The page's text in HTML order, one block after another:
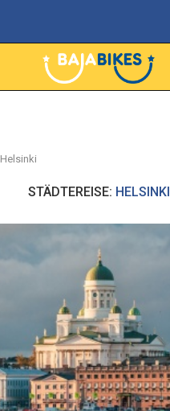
Helsinki
STÄDTEREISE: HELSINKI